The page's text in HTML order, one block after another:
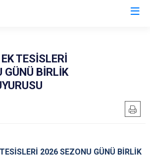
TESİSLERİ
BİRLİK
2026 SEZONU GÜNÜ BİRLİK